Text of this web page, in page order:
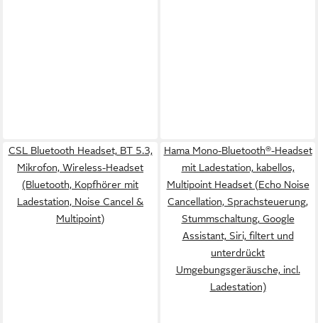
CSL Bluetooth Headset, BT 5.3,
Mikrofon, Wireless-Headset
(Bluetooth, Kopfhörer mit
Ladestation, Noise Cancel &
Multipoint)
Hama Mono-Bluetooth®-Headset
mit Ladestation, kabellos,
Multipoint Headset (Echo Noise
Cancellation, Sprachsteuerung,
Stummschaltung, Google
Assistant, Siri, filtert und
unterdrückt
Umgebungsgeräusche, incl.
Ladestation)